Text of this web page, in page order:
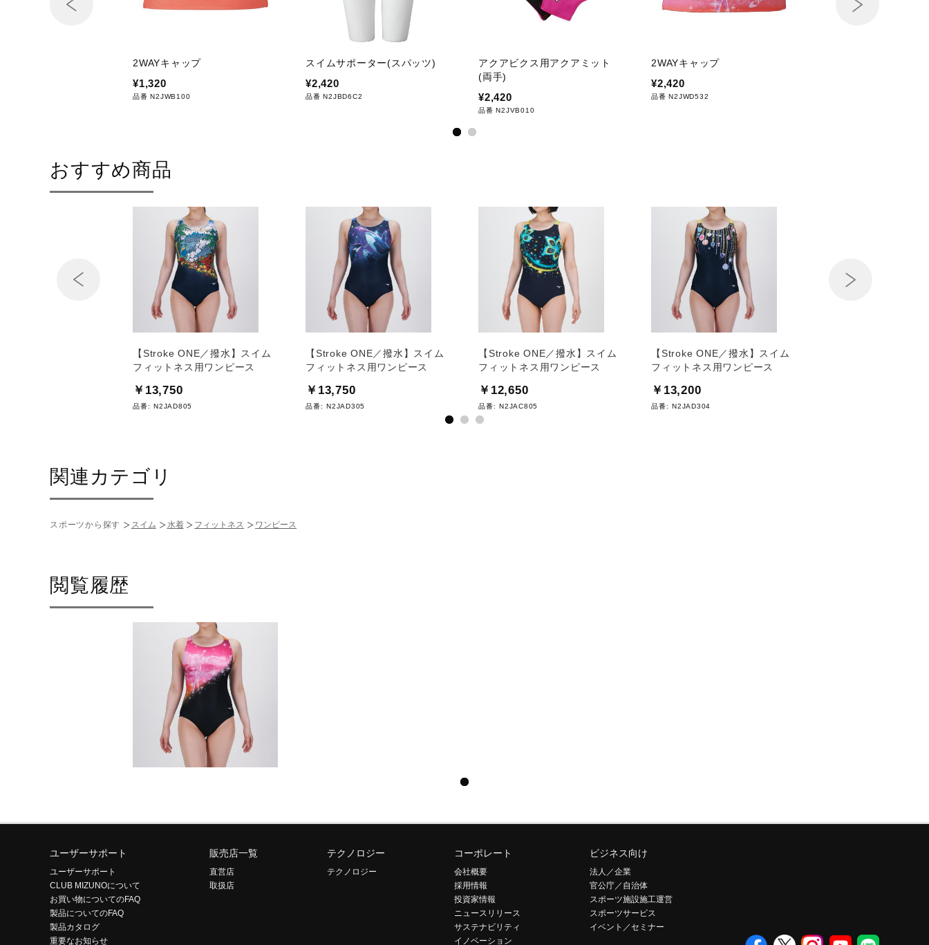
材料：この商品には、リサイクルポリエステル繊維が30％以上使用されています。
2026年春夏
2WAYキャップ
¥1,320
品番 N2JWB100
スイムサポーター(スパッツ)
¥2,420
品番 N2JBD6C2
アクアビクス用アクアミット
(両手)
¥2,420
品番 N2JVB010
2WAYキャップ
¥2,420
品番 N2JWD532
おすすめ商品
【Stroke ONE／撥水】スイム
フィットネス用ワンピース
￥13,750
品番: N2JAD805
【Stroke ONE／撥水】スイム
フィットネス用ワンピース
￥13,750
品番: N2JAD305
【Stroke ONE／撥水】スイム
フィットネス用ワンピース
￥12,650
品番: N2JAC805
【Stroke ONE／撥水】スイム
フィットネス用ワンピース
￥13,200
品番: N2JAD304
関連カテゴリ
スポーツから探す スイム 水着 フィットネス ワンピース
閲覧履歴
ユーザーサポート
ユーザーサポート
CLUB MIZUNOについて
お買い物についてのFAQ
製品についてのFAQ
製品カタログ
重要なお知らせ
販売店一覧
直営店
取扱店
テクノロジー
テクノロジー
コーポレート
会社概要
採用情報
投資家情報
ニュースリリース
サステナビリティ
イノベーション
ビジネス向け
法人／企業
官公庁／自治体
スポーツ施設施工運営
スポーツサービス
イベント／セミナー